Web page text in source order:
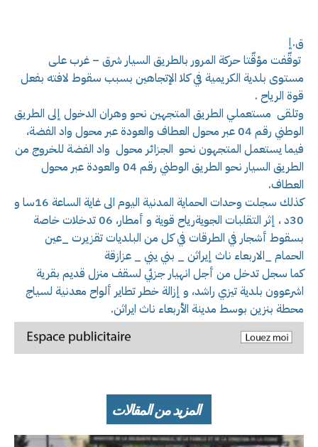
ق.إ
توقّفت مؤقّتا حركة المرور بالطريق السيار شرق – غرب على
مستوى بلدية الكريمية في كلا الإتجاهين بسبب سقوط لافته بفعل
قوة الرياح .
وتلقى مستعملي الطريق المتجهين نحو وهران الدخول إلى الطريق
الوطني رقم 04 عبر محول العطاف والعودة عبر محول واد الفضة،
فيما يستعمل المتجهون نحو الجزائر محول واد الفضة للخروج من
الطريق السيار نحو الطريق الوطني رقم 04 والعودة عبر محول
العطاف.
كذلك سجلت وحدات الحماية المدنية اليوم الى غاية الساعة 16سا و
30د ، إثر التقلبات الجويةرياح قوية و أمطار، 06 تدخلات خاصة
بسقوط أشجار في الطرقات في كل من البلديات تقزيرت _عين
الحمام _الاربعاء ناث إيراثن _ بني يني _ عزازقة
كما سجل تدخل من أجل انهيار جزئي لسقف منزل قديم بقرية
اشرعوون بلدية تيزي راشد، و إزالة خطر تطاير ألواح معدنية لسياج
محطة بنزين بوسط مدينة الأربعاء ناث ايراثن.
المزيد من المقالات